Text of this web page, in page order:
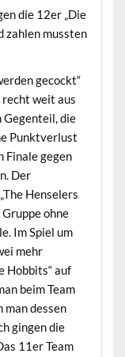
die 12er „Die
zahlen mussten
gecockt“
recht weit aus
Gegenteil, die
Punktverlust
Finale gegen
Der
Henselers
ohne
Im Spiel um
mehr
Hobbits“ auf
beim Team
man dessen
gingen die
11er Team